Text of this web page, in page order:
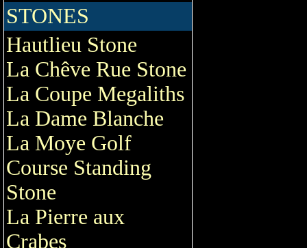
STONES
Hautlieu Stone
La Chêve Rue Stone
La Coupe Megaliths
La Dame Blanche
La Moye Golf
Course Standing
Stone
La Pierre aux
Crabes